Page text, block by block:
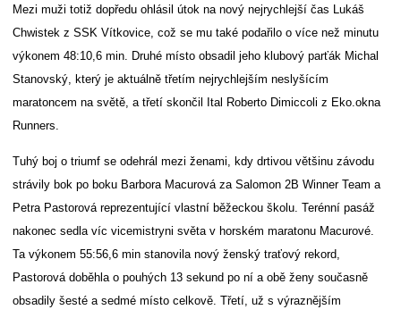
Mezi muži totiž dopředu ohlásil útok na nový nejrychlejší čas Lukáš
Chwistek z SSK Vítkovice, což se mu také podařilo o více než minutu
výkonem 48:10,6 min. Druhé místo obsadil jeho klubový parťák Michal
Stanovský, který je aktuálně třetím nejrychlejším neslyšícím
maratoncem na světě, a třetí skončil Ital Roberto Dimiccoli z Eko.okna
Runners.
Tuhý boj o triumf se odehrál mezi ženami, kdy drtivou většinu závodu
strávily bok po boku Barbora Macurová za Salomon 2B Winner Team a
Petra Pastorová reprezentující vlastní běžeckou školu. Terénní pasáž
nakonec sedla víc vicemistryni světa v horském maratonu Macurové.
Ta výkonem 55:56,6 min stanovila nový ženský traťový rekord,
Pastorová doběhla o pouhých 13 sekund po ní a obě ženy současně
obsadily šesté a sedmé místo celkově. Třetí, už s výraznějším